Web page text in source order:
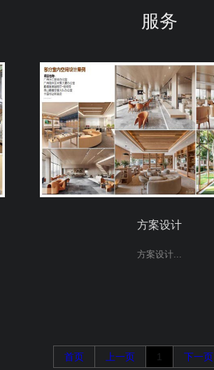
服务
方案设计
方案设计...
首页 上一页 1 下一页